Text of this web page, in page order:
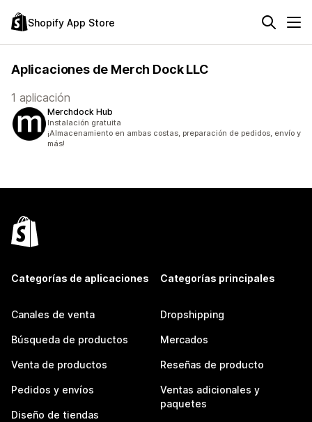
Shopify App Store
Aplicaciones de Merch Dock LLC
1 aplicación
Merchdock Hub
Instalación gratuita
¡Almacenamiento en ambas costas, preparación de pedidos, envío y
más!
Categorías de aplicaciones
Canales de venta
Búsqueda de productos
Venta de productos
Pedidos y envíos
Diseño de tiendas
Categorías principales
Dropshipping
Mercados
Reseñas de producto
Ventas adicionales y
paquetes